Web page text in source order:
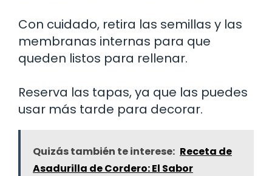
Con cuidado, retira las semillas y las
membranas internas para que
queden listos para rellenar.
Reserva las tapas, ya que las puedes
usar más tarde para decorar.
Quizás también te interese: Receta de
Asadurilla de Cordero: El Sabor